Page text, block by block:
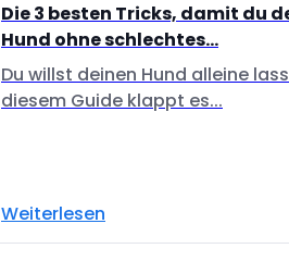
Die 3 besten Tricks, damit du
Hund ohne schlechtes...
Du willst deinen Hund alleine
diesem Guide klappt es...
Weiterlesen